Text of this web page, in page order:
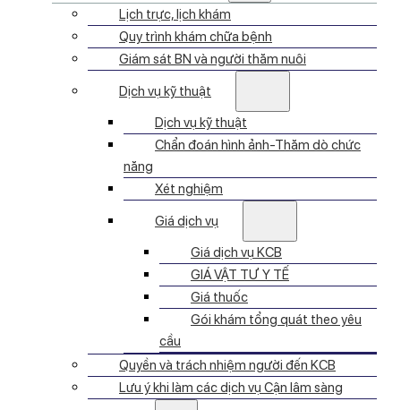
Lịch trực, lịch khám
Quy trình khám chữa bệnh
Giám sát BN và người thăm nuôi
Dịch vụ kỹ thuật
Dịch vụ kỹ thuật
Chẩn đoán hình ảnh-Thăm dò chức
năng
Xét nghiệm
Giá dịch vụ
Giá dịch vụ KCB
GIÁ VẬT TƯ Y TẾ
Giá thuốc
Gói khám tổng quát theo yêu
cầu
Quyền và trách nhiệm người đến KCB
Lưu ý khi làm các dịch vụ Cận lâm sàng